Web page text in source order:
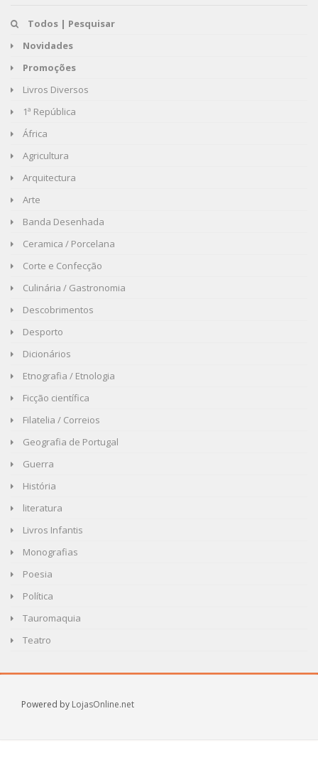
Todos | Pesquisar
Novidades
Promoções
Livros Diversos
1ª República
África
Agricultura
Arquitectura
Arte
Banda Desenhada
Ceramica / Porcelana
Corte e Confecção
Culinária / Gastronomia
Descobrimentos
Desporto
Dicionários
Etnografia / Etnologia
Ficção científica
Filatelia / Correios
Geografia de Portugal
Guerra
História
literatura
Livros Infantis
Monografias
Poesia
Política
Tauromaquia
Teatro
Powered by LojasOnline.net